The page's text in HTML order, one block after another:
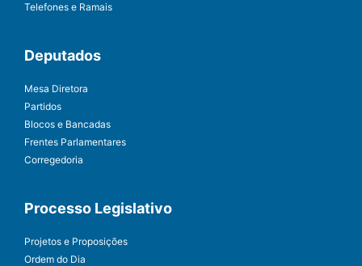
Telefones e Ramais
Deputados
Mesa Diretora
Partidos
Blocos e Bancadas
Frentes Parlamentares
Corregedoria
Processo Legislativo
Projetos e Proposições
Ordem do Dia